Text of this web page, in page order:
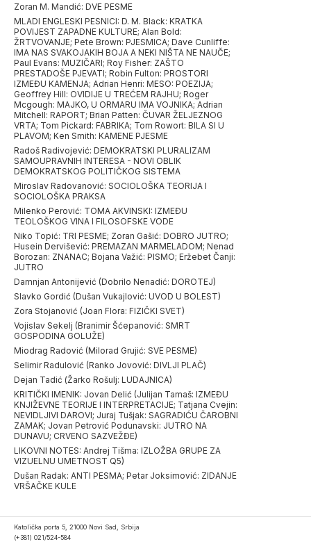
Zoran M. Mandić: DVE PESME
MLADI ENGLESKI PESNICI: D. M. Black: KRATKA
POVIJEST ZAPADNE KULTURE; Alan Bold:
ŽRTVOVANJE; Pete Brown: PJESMICA; Dave Cunliffe:
IMA NAS SVAKOJAKIH BOJA A NEKI NIŠTA NE NAUČE;
Paul Evans: MUZIČARI; Roy Fisher: ZAŠTO
PRESTADOŠE PJEVATI; Robin Fulton: PROSTORI
IZMEĐU KAMENJA; Adrian Henri: MESO: POEZIJA;
Geoffrey Hill: OVIDIJE U TREĆEM RAJHU; Roger
Mcgough: MAJKO, U ORMARU IMA VOJNIKA; Adrian
Mitchell: RAPORT; Brian Patten: ČUVAR ŽELJEZNOG
VRTA; Tom Pickard: FABRIKA; Tom Rowort: BILA SI U
PLAVOM; Ken Smith: KAMENE PJESME
Radoš Radivojević: DEMOKRATSKI PLURALIZAM
SAMOUPRAVNIH INTERESA - NOVI OBLIK
DEMOKRATSKOG POLITIČKOG SISTEMA
Miroslav Radovanović: SOCIOLOŠKA TEORIJA I
SOCIOLOŠKA PRAKSA
Milenko Perović: TOMA AKVINSKI: IZMEĐU
TEOLOŠKOG VINA I FILOSOFSKE VODE
Niko Topić: TRI PESME; Zoran Gašić: DOBRO JUTRO;
Husein Dervišević: PREMAZAN MARMELADOM; Nenad
Borozan: ZNANAC; Bojana Važić: PISMO; Eržebet Čanji:
JUTRO
Damnjan Antonijević (Dobrilo Nenadić: DOROTEJ)
Slavko Gordić (Dušan Vukajlović: UVOD U BOLEST)
Zora Stojanović (Joan Flora: FIZIČKI SVET)
Vojislav Sekelj (Branimir Šćepanović: SMRT
GOSPODINA GOLUŽE)
Miodrag Radović (Milorad Grujić: SVE PESME)
Selimir Radulović (Ranko Jovović: DIVLJI PLAČ)
Dejan Tadić (Žarko Rošulj: LUDAJNICA)
KRITIČKI IMENIK: Jovan Delić (Julijan Tamaš: IZMEĐU
KNJIŽEVNE TEORIJE I INTERPRETACIJE; Tatjana Cvejin:
NEVIDLJIVI DAROVI; Juraj Tušjak: SAGRADIĆU ČAROBNI
ZAMAK; Jovan Petrović Podunavski: JUTRO NA
DUNAVU; CRVENO SAZVEŽĐE)
LIKOVNI NOTES: Andrej Tišma: IZLOŽBA GRUPE ZA
VIZUELNU UMETNOST Q5)
Dušan Radak: ANTI PESMA; Petar Joksimović: ZIDANJE
VRŠAČKE KULE
Katolička porta 5, 21000 Novi Sad, Srbija
(+381) 021/524-584